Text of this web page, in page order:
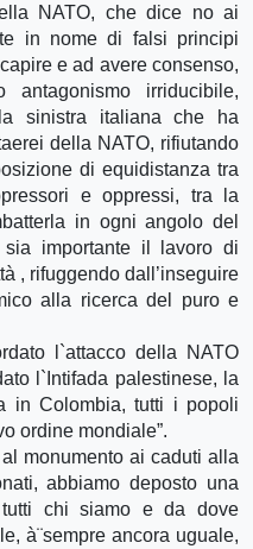
NATO, che dice no ai
in nome di falsi principi
e ad avere consenso,
irriducibile,
sinistra italiana che ha
della NATO, rifiutando
di equidistanza tra
e oppressi, tra la
in ogni angolo del
sia importante il lavoro di
, rifuggendo dall’inseguire
alla ricerca del puro e
l`attacco della NATO
l`Intifada palestinese, la
in Colombia, tutti i popoli
ordine mondiale”.
monumento ai caduti alla
abbiamo deposto una
chi siamo e da dove
à¨sempre ancora uguale,